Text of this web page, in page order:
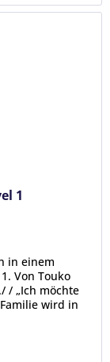
1
in einem
Von Touko
/ „Ich möchte
wird in